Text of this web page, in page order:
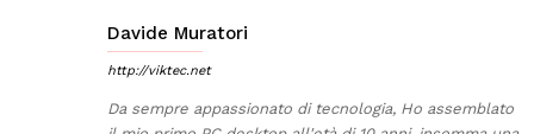
Davide Muratori
http://viktec.net
Da sempre appassionato di tecnologia, Ho assemblato